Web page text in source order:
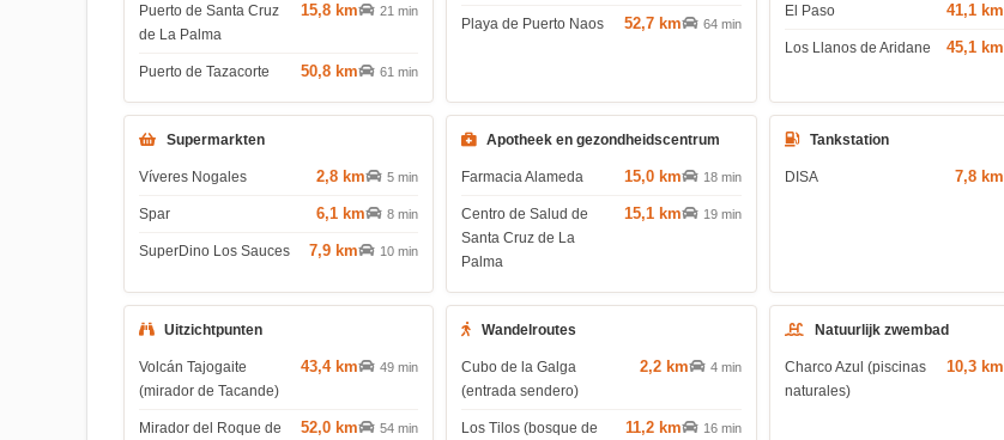
Puerto de Santa Cruz
de La Palma
15,8 km 21 min
Puerto de Tazacorte 50,8 km 61 min
Playa de Puerto Naos 52,7 km 64 min
El Paso 41,1 km
Los Llanos de Aridane 45,1 km
Supermarkten
Víveres Nogales 2,8 km 5 min
Spar 6,1 km 8 min
SuperDino Los Sauces 7,9 km 10 min
Apotheek en gezondheidscentrum
Farmacia Alameda 15,0 km 18 min
Centro de Salud de
Santa Cruz de La
Palma
15,1 km 19 min
Tankstation
DISA 7,8 km
Uitzichtpunten
Volcán Tajogaite
(mirador de Tacande)
43,4 km 49 min
Mirador del Roque de
52,0 km 54 min
Wandelroutes
Cubo de la Galga
(entrada sendero)
2,2 km 4 min
Los Tilos (bosque de
11,2 km 16 min
Natuurlijk zwembad
Charco Azul (piscinas
naturales)
10,3 km